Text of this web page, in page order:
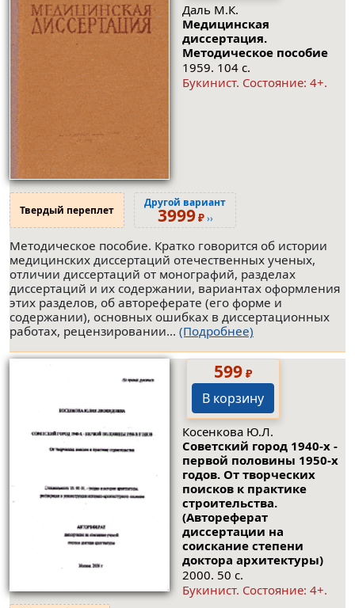
Даль М.К.
Медицинская
диссертация.
Методическое пособие
1959. 104 с.
Букинист. Состояние: 4+.
Твердый переплет
Другой вариант
3999₽››
Методическое пособие. Кратко говорится об истории
медицинских диссертаций отечественных ученых,
отличии диссертаций от монографий, разделах
диссертаций и их содержании, вариантах оформления
этих разделов, об автореферате (его форме и
содержании), основных ошибках в диссертационных
работах, рецензировании... (Подробнее)
599₽
В корзину
Косенкова Ю.Л.
Советский город 1940-х -
первой половины 1950-х
годов. От творческих
поисков к практике
строительства.
(Автореферат
диссертации на
соискание степени
доктора архитектуры)
2000. 50 с.
Букинист. Состояние: 4+.